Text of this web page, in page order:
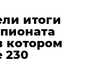
итоги
котором
230